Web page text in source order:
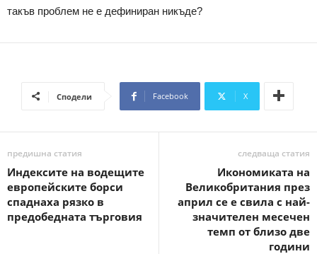
такъв проблем не е дефиниран никъде?
Сподели Facebook X
предишна статия
Индексите на водещите
европейските борси
спаднаха рязко в
предобедната търговия
следваща статия
Икономиката на
Великобритания през
април се е свила с най-
значителен месечен
темп от близо две
години